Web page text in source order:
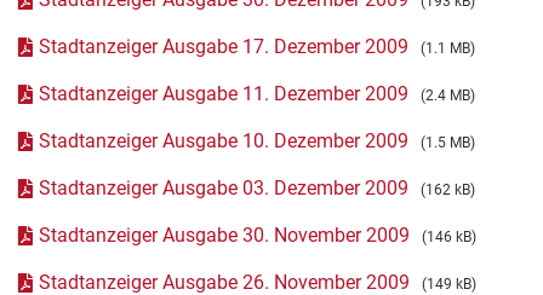
Stadtanzeiger Ausgabe 17. Dezember 2009 (1.1 MB)
Stadtanzeiger Ausgabe 11. Dezember 2009 (2.4 MB)
Stadtanzeiger Ausgabe 10. Dezember 2009 (1.5 MB)
Stadtanzeiger Ausgabe 03. Dezember 2009 (162 kB)
Stadtanzeiger Ausgabe 30. November 2009 (146 kB)
Stadtanzeiger Ausgabe 26. November 2009 (149 kB)